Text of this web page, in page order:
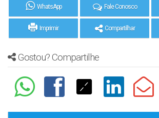
WhatsApp Fale Conosco
Imprimir Compartilhar
Gostou? Compartilhe